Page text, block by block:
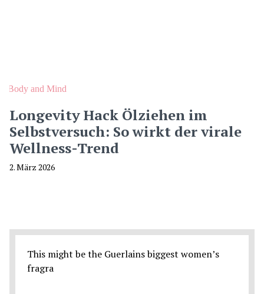
Body and Mind
Longevity Hack Ölziehen im
Selbstversuch: So wirkt der virale
Wellness-Trend
2. März 2026
This might be the Guerlains biggest women’s
fragra